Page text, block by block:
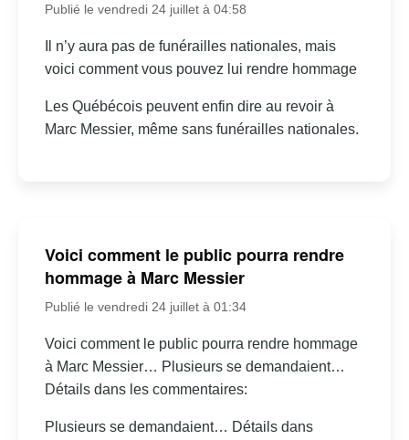
Publié le vendredi 24 juillet à 04:58
Il n’y aura pas de funérailles nationales, mais
voici comment vous pouvez lui rendre hommage
Les Québécois peuvent enfin dire au revoir à
Marc Messier, même sans funérailles nationales.
Voici comment le public pourra rendre
hommage à Marc Messier
Publié le vendredi 24 juillet à 01:34
Voici comment le public pourra rendre hommage
à Marc Messier… Plusieurs se demandaient…
Détails dans les commentaires:
Plusieurs se demandaient… Détails dans